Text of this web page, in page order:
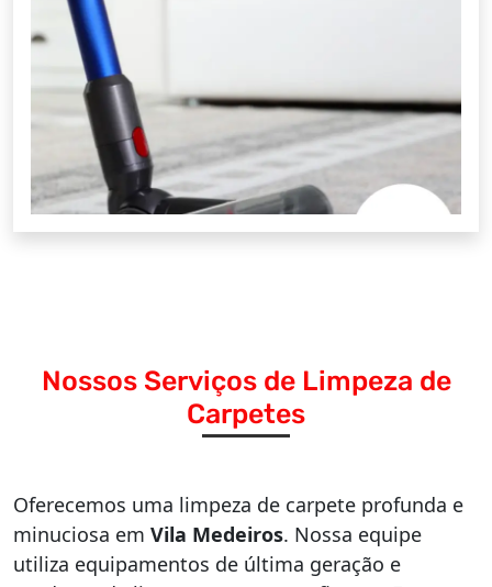
Nossos Serviços de Limpeza de
Carpetes
Oferecemos uma limpeza de carpete profunda e
minuciosa em Vila Medeiros. Nossa equipe
utiliza equipamentos de última geração e